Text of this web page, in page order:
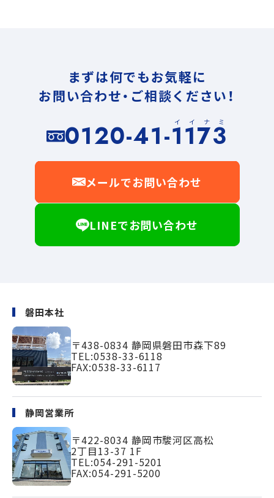
まずは何でもお気軽に
お問い合わせ・ご相談ください！
イイナミ
0120-41-1173
メールでお問い合わせ
LINEでお問い合わせ
磐田本社
〒438-0834 静岡県磐田市森下89
TEL:0538-33-6118
FAX:0538-33-6117
静岡営業所
〒422-8034 静岡市駿河区高松
2丁目13-37 1F
TEL:054-291-5201
FAX:054-291-5200